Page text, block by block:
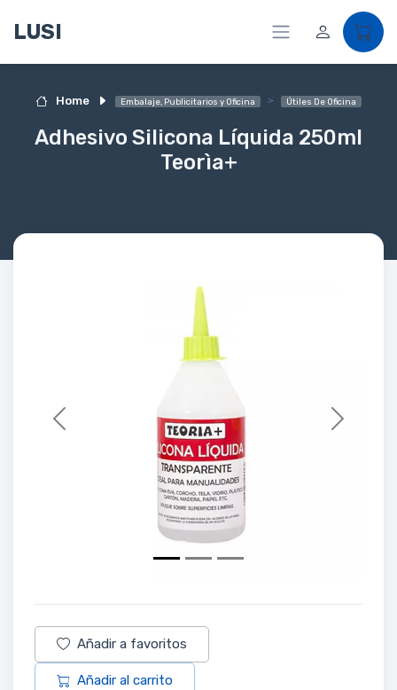
LUSI
Home Embalaje, Publicitarios y Oficina Útiles De Oficina
Adhesivo Silicona Líquida 250ml
Teorìa+
Previous Next
Añadir a favoritos
Añadir al carrito